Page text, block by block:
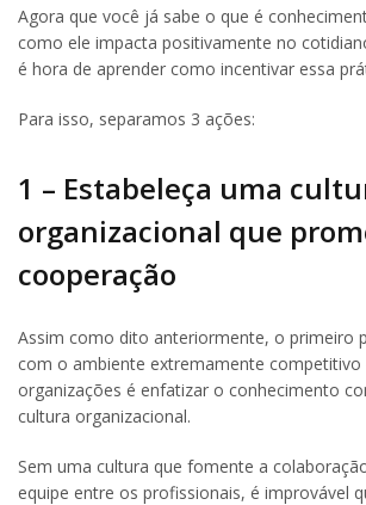
Agora que você já sabe o que é
como ele impacta positivamente no
é hora de aprender como incentivar essa
Para isso, separamos 3 ações:
1 – Estabeleça uma
organizacional que
cooperação
Assim como dito anteriormente, o primeiro
com o ambiente extremamente competitivo
organizações é enfatizar o conhecimento
cultura organizacional.
Sem uma cultura que fomente a
equipe entre os profissionais, é improvável